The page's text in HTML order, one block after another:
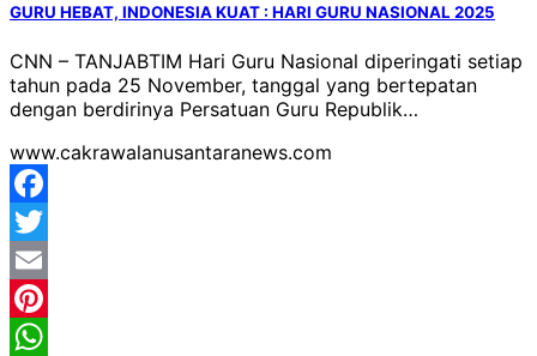
GURU HEBAT, INDONESIA KUAT : HARI GURU NASIONAL 2025
CNN – TANJABTIM Hari Guru Nasional diperingati setiap
tahun pada 25 November, tanggal yang bertepatan
dengan berdirinya Persatuan Guru Republik…
www.cakrawalanusantaranews.com
Facebook
Twitter
Email
Pinterest